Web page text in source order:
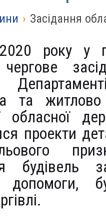
› Засідання
року у
та
обласної
проекти
будівель
допомоги,